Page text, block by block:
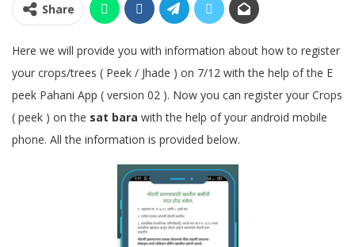
Share
Here we will provide you with information about how to register
your crops/trees ( Peek / Jhade ) on 7/12 with the help of the E
peek Pahani App ( version 02 ). Now you can register your Crops
( peek ) on the sat bara with the help of your android mobile
phone. All the information is provided below.